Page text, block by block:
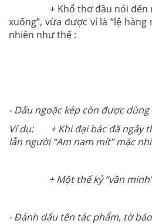
+ Khổ thơ đầu nói đến rặng
xuống”, vừa được ví là “lệ
nhiên như thế :
- Dấu ngoặc kép còn được
Ví dụ: + Khi đại bác đã ngấy
lẫn người “Am nam mít” mặc
+ Một thế kỷ “văn minh”,
- Đánh dấu tên tác phẩm, tờ